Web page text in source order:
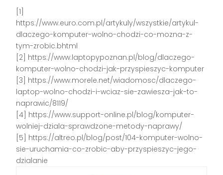
[1]
https://www.euro.com.pl/artykuly/wszystkie/artykul-
dlaczego-komputer-wolno-chodzi-co-mozna-z-
tym-zrobic.bhtml
[2] https://www.laptopypoznan.pl/blog/dlaczego-
komputer-wolno-chodzi-jak-przyspieszyc-komputer
[3] https://www.morele.net/wiadomosc/dlaczego-
laptop-wolno-chodzi-i-wciaz-sie-zawiesza-jak-to-
naprawic/8119/
[4] https://www.support-online.pl/blog/komputer-
wolniej-dziala-sprawdzone-metody-naprawy/
[5] https://altreo.pl/blog/post/104-komputer-wolno-
sie-uruchamia-co-zrobic-aby-przyspieszyc-jego-
dzialanie